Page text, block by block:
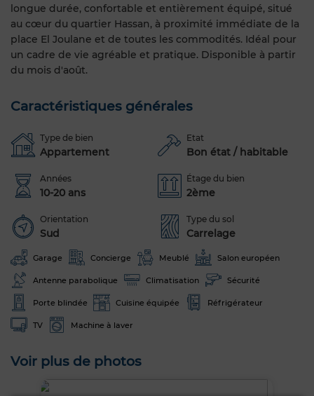
longue durée, confortable et entièrement équipé, situé
au cœur du quartier Hassan, à proximité immédiate de la
place El Joulane et de toutes les commodités. Idéal pour
un cadre de vie agréable et pratique. Disponible à partir
du mois d'août.
Caractéristiques générales
Type de bien
Appartement
Etat
Bon état / habitable
Années
10-20 ans
Étage du bien
2ème
Orientation
Sud
Type du sol
Carrelage
Garage Concierge Meublé Salon européen
Antenne parabolique Climatisation Sécurité
Porte blindée Cuisine équipée Réfrigérateur
TV Machine à laver
Voir plus de photos